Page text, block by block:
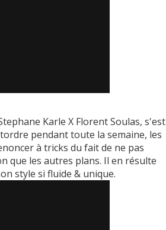
Karle X Florent Soulas, s'est
pendant toute la semaine, les
à tricks du fait de ne pas
que les autres plans. Il en résulte
style si fluide & unique.